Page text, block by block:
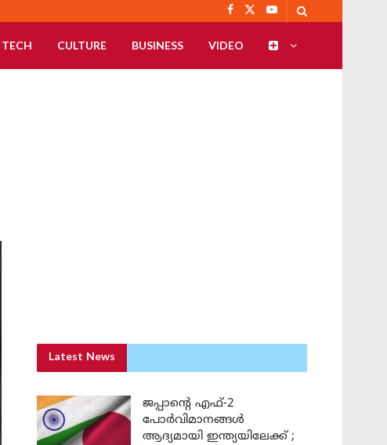
TECH CULTURE BUSINESS VIDEO
Latest News
ജപ്പാന്റെ എഫ്-2
പോർവിമാനങ്ങൾ
ആദ്യമായി ഇന്ത്യയിലേക്ക് ;